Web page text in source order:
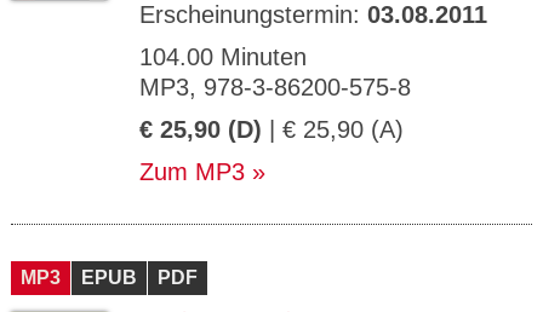
Erscheinungstermin: 03.08.2011
104.00 Minuten
MP3, 978-3-86200-575-8
€ 25,90 (D) | € 25,90 (A)
Zum MP3
MP3 EPUB PDF